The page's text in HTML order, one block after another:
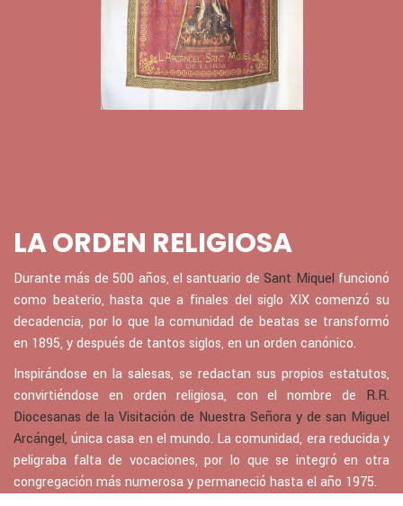
LA ORDEN RELIGIOSA
Durante más de 500 años, el santuario deSant Miquel funcionó
como beaterio, hasta que a finales del siglo XIX comenzó su
decadencia, por lo que la comunidad de beatas se transformó
en 1895, y después de tantos siglos, en un orden canónico.
Inspirándose en la salesas, se redactan sus propios estatutos,
convirtiéndose en orden religiosa, con el nombre de R.R.
Diocesanas de la Visitación de Nuestra Señora y de san Miguel
Arcángel, única casa en el mundo. La comunidad, era reducida y
peligraba falta de vocaciones, por lo que se integró en otra
congregación más numerosa y permaneció hasta el año 1975.